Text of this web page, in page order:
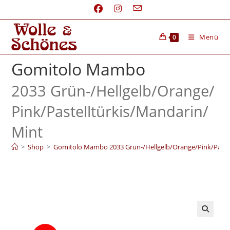
0 Menü
Gomitolo Mambo
2033 Grün-/Hellgelb/Orange/
Pink/Pastelltürkis/Mandarin/
Mint
> Shop > Gomitolo Mambo 2033 Grün-/Hellgelb/Orange/Pink/